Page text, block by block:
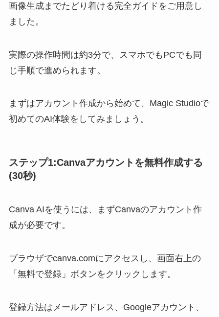
画像生成までたどり着ける完全ガイドをご用意し
ました。
実際の操作時間は約3分で、スマホでもPCでも同
じ手順で進められます。
まずはアカウント作成から始めて、Magic Studioで
初めてのAI体験をしてみましょう。
ステップ1:Canvaアカウントを無料作成する
(30秒)
Canva AIを使うには、まずCanvaのアカウント作
成が必要です。
ブラウザでcanva.comにアクセスし、画面右上の
「無料で登録」ボタンをクリックします。
登録方法はメールアドレス、Googleアカウント、